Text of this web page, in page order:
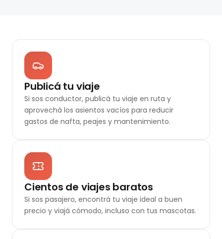
Publicá tu viaje
Si sos conductor, publicá tu viaje en ruta y
aprovechá los asientos vacíos para reducir
gastos de nafta, peajes y mantenimiento.
Cientos de viajes baratos
Si sos pasajero, encontrá tu viaje ideal a buen
precio y viajá cómodo, incluso con tus mascotas.